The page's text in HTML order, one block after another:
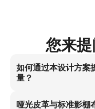
您来
如何通过本设计方案
量？
学且潮流适配方案精准触达
哑光皮革与标准影棚